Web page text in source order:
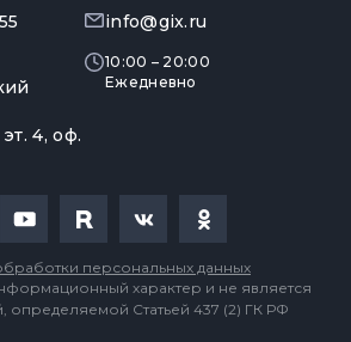
info@gix.ru
4, оф.
10:00 – 20:00
Ежедневно
характер и не является
Статьей 437 (2) ГК РФ
персональных данных